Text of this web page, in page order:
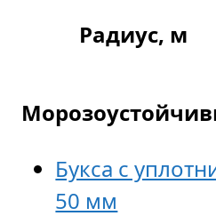
Радиус, м
Букса с
50 мм